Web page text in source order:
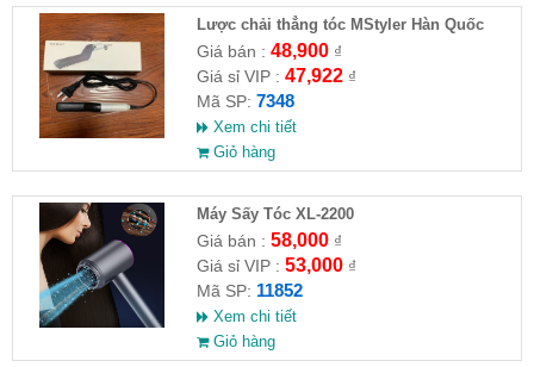
Lược chải thẳng tóc MStyler Hàn Quốc
Giá bán : 48,900₫
Giá sỉ VIP : 47,922₫
Mã SP: 7348
Xem chi tiết
Giỏ hàng
Máy Sấy Tóc XL-2200
Giá bán : 58,000₫
Giá sỉ VIP : 53,000₫
Mã SP: 11852
Xem chi tiết
Giỏ hàng